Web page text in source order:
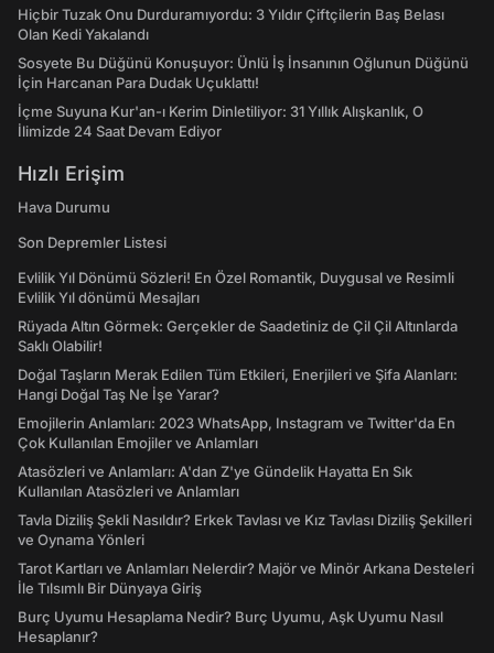
Hiçbir Tuzak Onu Durduramıyordu: 3 Yıldır Çiftçilerin Baş Belası
Olan Kedi Yakalandı
Sosyete Bu Düğünü Konuşuyor: Ünlü İş İnsanının Oğlunun Düğünü
İçin Harcanan Para Dudak Uçuklattı!
İçme Suyuna Kur'an-ı Kerim Dinletiliyor: 31 Yıllık Alışkanlık, O
İlimizde 24 Saat Devam Ediyor
Hızlı Erişim
Hava Durumu
Son Depremler Listesi
Evlilik Yıl Dönümü Sözleri! En Özel Romantik, Duygusal ve Resimli
Evlilik Yıl dönümü Mesajları
Rüyada Altın Görmek: Gerçekler de Saadetiniz de Çil Çil Altınlarda
Saklı Olabilir!
Doğal Taşların Merak Edilen Tüm Etkileri, Enerjileri ve Şifa Alanları:
Hangi Doğal Taş Ne İşe Yarar?
Emojilerin Anlamları: 2023 WhatsApp, Instagram ve Twitter'da En
Çok Kullanılan Emojiler ve Anlamları
Atasözleri ve Anlamları: A'dan Z'ye Gündelik Hayatta En Sık
Kullanılan Atasözleri ve Anlamları
Tavla Diziliş Şekli Nasıldır? Erkek Tavlası ve Kız Tavlası Diziliş Şekilleri
ve Oynama Yönleri
Tarot Kartları ve Anlamları Nelerdir? Majör ve Minör Arkana Desteleri
İle Tılsımlı Bir Dünyaya Giriş
Burç Uyumu Hesaplama Nedir? Burç Uyumu, Aşk Uyumu Nasıl
Hesaplanır?